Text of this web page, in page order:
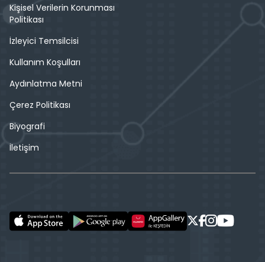
Kişisel Verilerin Korunması
Politikası
İzleyici Temsilcisi
Kullanım Koşulları
Aydınlatma Metni
Çerez Politikası
Biyografi
İletişim